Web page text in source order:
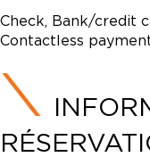
Check, Bank/credit
Contactless